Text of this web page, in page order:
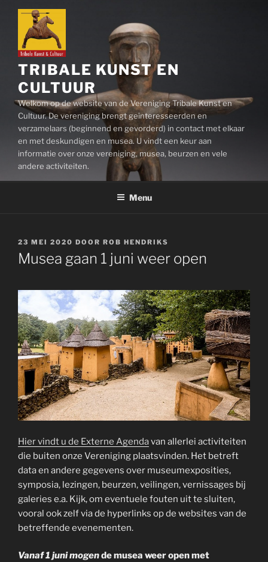
inhoud
TRIBALE KUNST EN
CULTUUR
Welkom op de website van de Vereniging Tribale Kunst en
Cultuur. De vereniging brengt geïnteresseerden en
verzamelaars (beginnend en gevorderd) in contact met elkaar
en met deskundigen en musea. U vindt een keur aan
informatie over onze vereniging, musea, beurzen en vele
andere activiteiten.
Menu
GEPLAATST
OP
23 MEI 2020 DOOR ROB HENDRIKS
Musea gaan 1 juni weer open
Hier vindt u de Externe Agendavan allerlei activiteiten
die buiten onze Vereniging plaatsvinden. Het betreft
data en andere gegevens over museumexposities,
symposia, lezingen, beurzen, veilingen, vernissages bij
galeries e.a. Kijk, om eventuele fouten uit te sluiten,
vooral ook zelf via de hyperlinks op de websites van de
betreffende evenementen.
Vanaf1 juni mogende musea weer open met